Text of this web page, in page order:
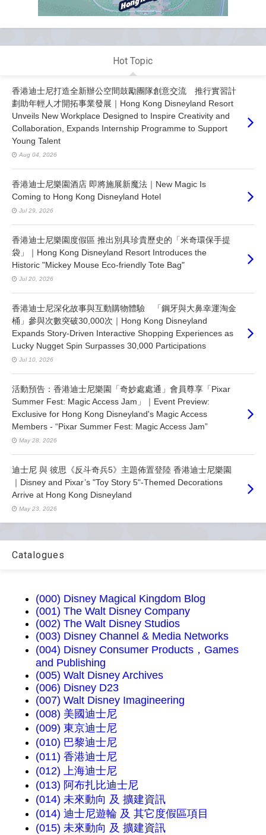
Hot Topic
香港迪士尼打造全新辦公空間鼓勵團隊創意交流 推行實習計
劃助年輕人才開拓事業發展｜Hong Kong Disneyland Resort
Unveils New Workplace Designed to Inspire Creativity and
Collaboration, Expands Internship Programme to Support
Young Talent
Aug 04, 2026
香港迪士尼樂園酒店 即將施展新魔法｜New Magic Is
Coming to Hong Kong Disneyland Hotel
Jul 29, 2026
香港迪士尼樂園度假區 推出別具珍貴歷史的「米奇環保手提
袋」｜Hong Kong Disneyland Resort Introduces the
Historic "Mickey Mouse Eco-friendly Tote Bag"
Jul 20, 2026
香港迪士尼深化故事與互動購物體驗 「鋼牙與大鼻幸運淘金
桶」參與次數突破30,000次｜Hong Kong Disneyland
Expands Story-Driven Interactive Shopping Experiences as
Lucky Nugget Spin Surpasses 30,000 Participations
Jul 10, 2026
活動預告：香港迪士尼樂園「奇妙處處通」會員尊享「Pixar
Summer Fest: Magic Access Jam」｜Event Preview:
Exclusive for Hong Kong Disneyland's Magic Access
Members - “Pixar Summer Fest: Magic Access Jam”
May 28, 2026
迪士尼 與 彼思《反斗奇兵5》主題佈置登陸 香港迪士尼樂園
｜Disney and Pixar’s "Toy Story 5"-Themed Decorations
Arrive at Hong Kong Disneyland
May 23, 2026
Catalogues
(000) Disney Magical Kingdom Blog
(001) The Walt Disney Company
(002) The Walt Disney Studios
(003) Disney Channel & Media Networks
(004) Disney Consumer Products，Games
and Publishing
(005) Walt Disney Archives
(006) Disney D23
(007) Walt Disney Imagineering
(008) 美國迪士尼
(009) 東京迪士尼
(010) 巴黎迪士尼
(011) 香港迪士尼
(012) 上海迪士尼
(013) 阿布扎比迪士尼
(014) 未來動向 及 擴建資訊
(014) 迪士尼遊輪 及 其它度假區項目
(015) 未來動向 及 擴建資訊